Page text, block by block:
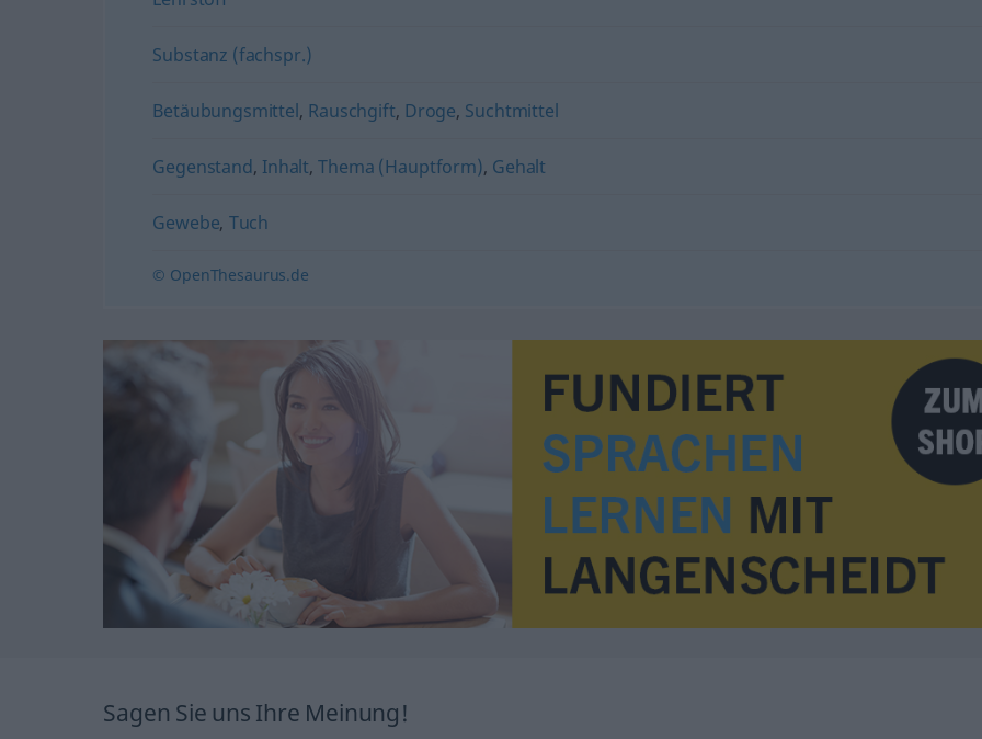
Substanz (fachspr.)
Betäubungsmittel, Rauschgift, Droge, Suchtmittel
Gegenstand, Inhalt,Thema (Hauptform), Gehalt
Gewebe, Tuch
© OpenThesaurus.de
Sagen Sie uns Ihre Meinung!